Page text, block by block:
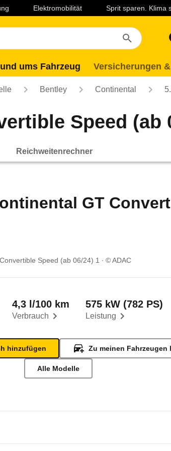
Elektromobilität Sprit sparen. Klima
ums Fahrzeug Versicherungen
Bentley Continental
Speed (ab
Reichweitenrechner
GT
Speed (ab 06/24) 1 © ADAC
Verbrauch
4,3 l/100 km
Leistung
575 kW (782 PS)
hinzufügen Zu meinen Fahrzeugen
Alle Modelle